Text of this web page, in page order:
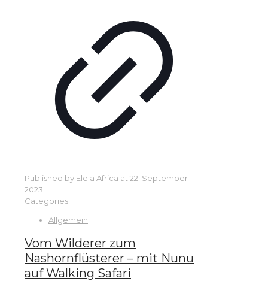
Published by Elela Africa at 22. September
2023
Categories
Allgemein
Vom Wilderer zum
Nashornflüsterer – mit Nunu
auf Walking Safari